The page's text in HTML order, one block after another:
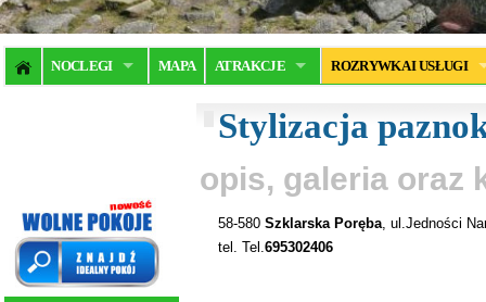
NOCLEGI MAPA ATRAKCJE ROZRYWKA I USŁUGI
Stylizacja
opis, galeria oraz
58-580 Szklarska Poręba , ul.Jedności
tel. Tel. 695302406